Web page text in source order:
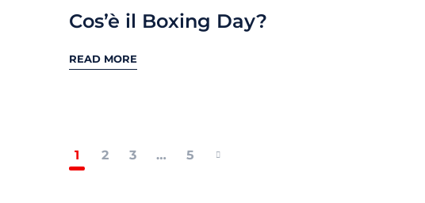
Cos’è il Boxing Day?
READ MORE
1 2 3 … 5